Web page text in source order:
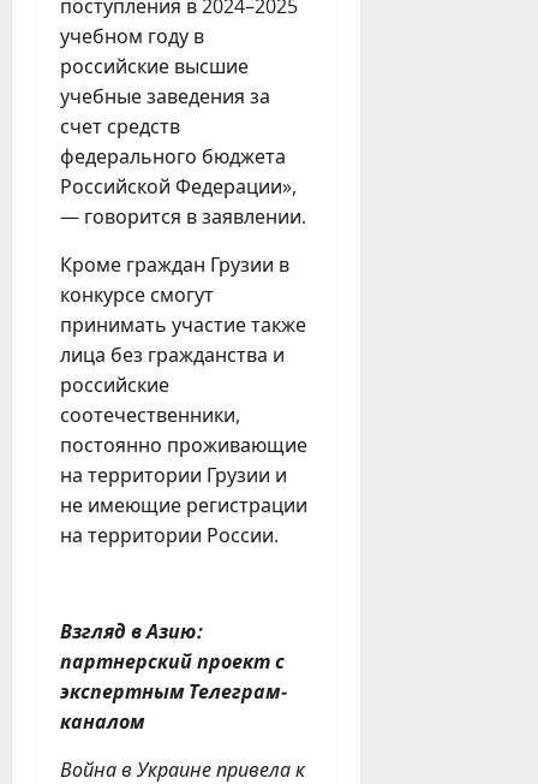
поступления в 2024–2025
учебном году в
российские высшие
учебные заведения за
счет средств
федерального бюджета
Российской Федерации»,
— говорится в заявлении.
Кроме граждан Грузии в
конкурсе смогут
принимать участие также
лица без гражданства и
российские
соотечественники,
постоянно проживающие
на территории Грузии и
не имеющие регистрации
на территории России.
Взгляд в Азию:
партнерский проект с
экспертным Телеграм-
каналом
Война в Украине привела к